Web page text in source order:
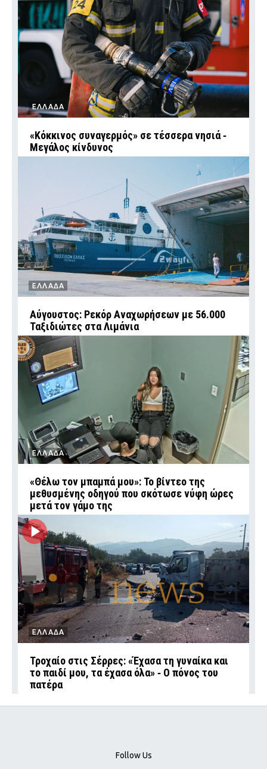
ΕΛΛΑΔΑ
«Κόκκινος συναγερμός» σε τέσσερα νησιά ‑
Μεγάλος κίνδυνος
ΕΛΛΑΔΑ
Αύγουστος: Ρεκόρ Αναχωρήσεων με 56.000
Ταξιδιώτες στα Λιμάνια
ΕΛΛΑΔΑ
«Θέλω τον μπαμπά μου»: Το βίντεο της
μεθυσμένης οδηγού που σκότωσε νύφη ώρες
μετά τον γάμο της
ΕΛΛΑΔΑ
Τροχαίο στις Σέρρες: «Έχασα τη γυναίκα και
το παιδί μου, τα έχασα όλα» ‑ Ο πόνος του
πατέρα
Follow Us